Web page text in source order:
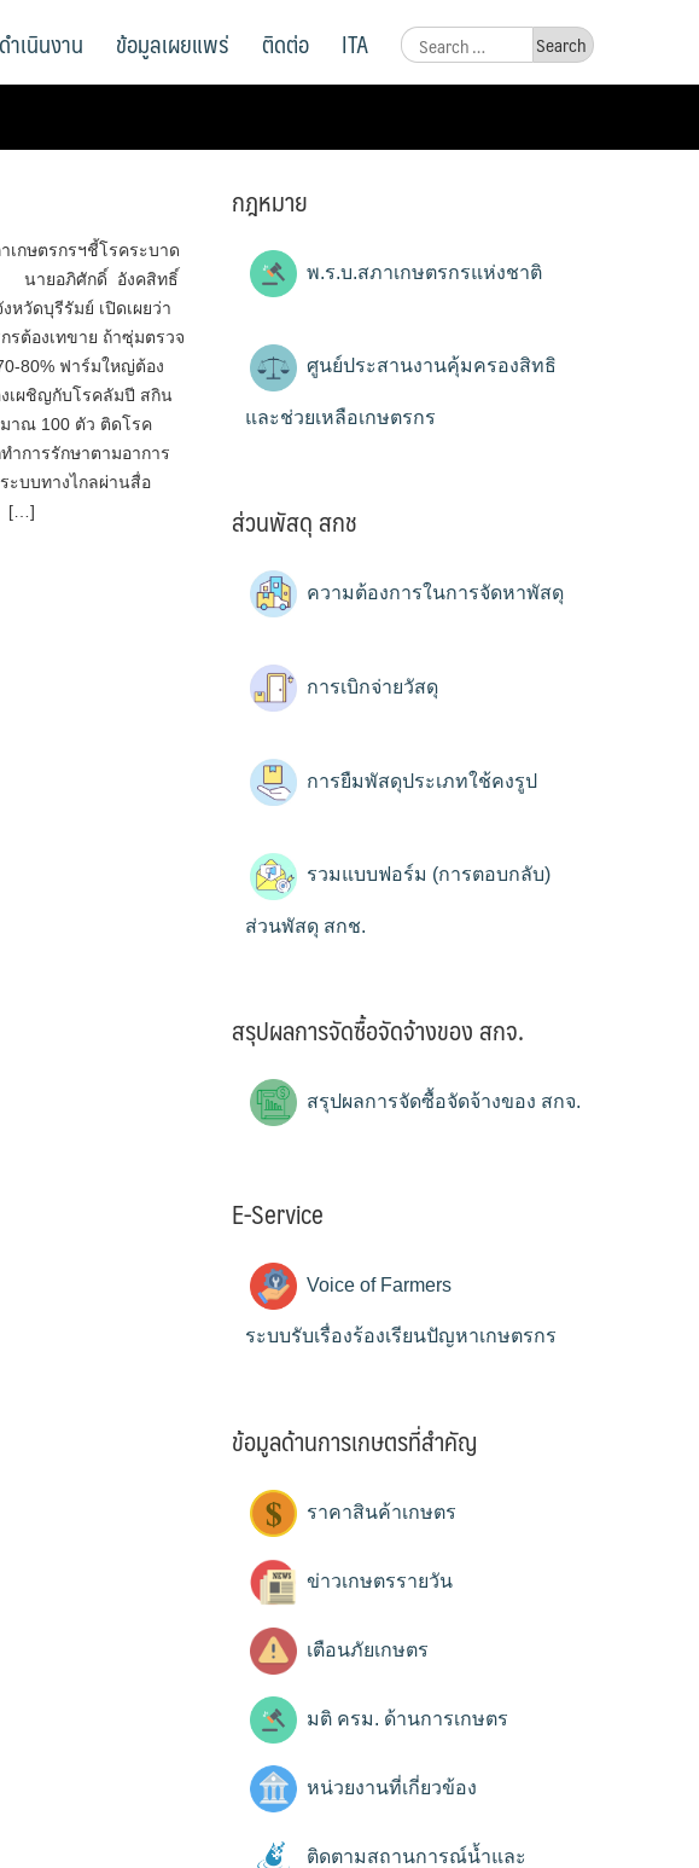
Search
for:
เนินงาน ข้อมูลเผยแพร่ ติดต่อ ITA
กษตรกรฯชี้โรคระบาด
นายอภิศักดิ์ อังคสิทธิ์
วัดบุรีรัมย์ เปิดเผยว่า
รต้องเทขาย ถ้าซุ่มตรวจ
80% ฟาร์มใหญ่ต้อง
เผชิญกับโรคลัมปี สกิน
าณ 100 ตัว ติดโรค
ำการรักษาตามอาการ
ะบบทางไกลผ่านสื่อ
[…]
กฎหมาย
พ.ร.บ.สภาเกษตรกรแห่งชาติ
ศูนย์ประสานงานคุ้มครองสิทธิ
และช่วยเหลือเกษตรกร
ส่วนพัสดุ สกช
ความต้องการในการจัดหาพัสดุ
การเบิกจ่ายวัสดุ
การยืมพัสดุประเภทใช้คงรูป
รวมแบบฟอร์ม (การตอบกลับ)
ส่วนพัสดุ สกช.
สรุปผลการจัดซื้อจัดจ้างของ สกจ.
สรุปผลการจัดซื้อจัดจ้างของ สกจ.
E-Service
Voice of Farmers
ระบบรับเรื่องร้องเรียนปัญหาเกษตรกร
ข้อมูลด้านการเกษตรที่สำคัญ
ราคาสินค้าเกษตร
ข่าวเกษตรรายวัน
เตือนภัยเกษตร
มติ ครม. ด้านการเกษตร
หน่วยงานที่เกี่ยวข้อง
ติดตามสถานการณ์น้ำและ